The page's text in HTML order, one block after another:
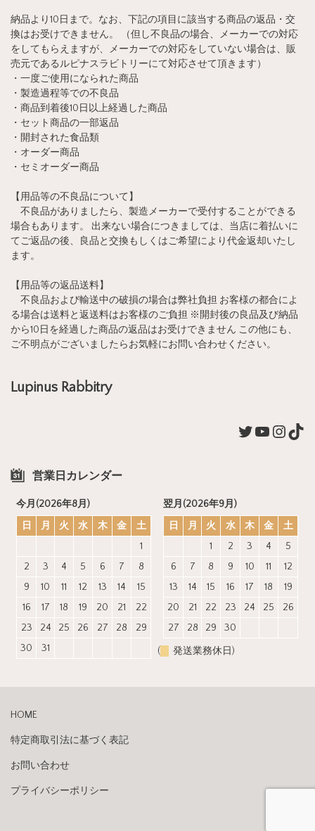
納品より10日まで。なお、下記の項目に該当する商品の返品・交
換はお受けできません。 （但し不良品の場合、メーカーでの対応
をしてもらえますが、メーカーでの対応をしていない場合は、販
売元であるルピナスラビトリーにて対応させて頂きます）
・一度ご使用になられた商品
・製造過程等での不良品
・商品到着後10日以上経過した商品
・セット商品の一部返品
・開封された食品類
・オーダー商品
・セミオーダー商品
【用品等の不良品について】
不良品がありましたら、製造メーカーで受付することができる
場合もあります。 出来ない場合につきましては、当店に着払いに
てご返品の後、良品と交換もしくはご希望により代金返却いたし
ます。
【用品等の返品送料】
不良品および輸送中の破損の場合は弊社負担 お客様の都合によ
る場合は送料と返送料はお客様のご負担 ※開封後の良品及び納品
から10日を経過した商品の返品はお受けできません この他にも、
ご不明点がございましたらお気軽にお問い合わせください。
Lupinus Rabbitry
営業日カレンダー
今月(2026年8月)
日
月 火 水 木 金
土
1
2
3 4 5 6 7
8
9
10 11 12 13 14
15
16
17 18 19 20 21
22
23
24 25 26 27 28
29
30
31
翌月(2026年9月)
日
月 火 水 木 金
土
1
2 3 4
5
6
7 8 9 10 11
12
13
14 15 16 17 18
19
20
21 22 23 24 25
26
27
28 29 30
( 発送業務休日)
HOME
特定商取引法に基づく表記
お問い合わせ
プライバシーポリシー